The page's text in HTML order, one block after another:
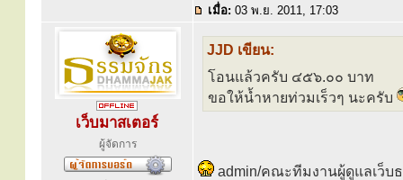
เมื่อ: 03 พ.ย. 2011, 17:03
เว็บมาสเตอร์
ผู้จัดการ
JJD เขียน:
โอนแล้วครับ ๔๕๖.๐๐ บาท
ขอให้น้ำหายท่วมเร็วๆ นะครับ
admin/คณะทีมงานผู้ดูแลเว็